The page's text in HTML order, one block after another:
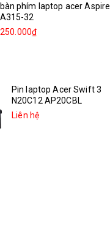
bàn phím laptop acer Aspire
A315-32
250.000₫
Pin laptop Acer Swift 3
N20C12 AP20CBL
Liên hệ